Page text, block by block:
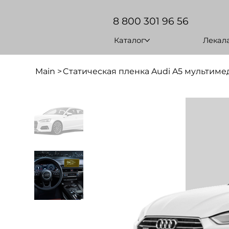
8 800 301 96 56
Каталог
Main >Cтатическая пленка Audi A5